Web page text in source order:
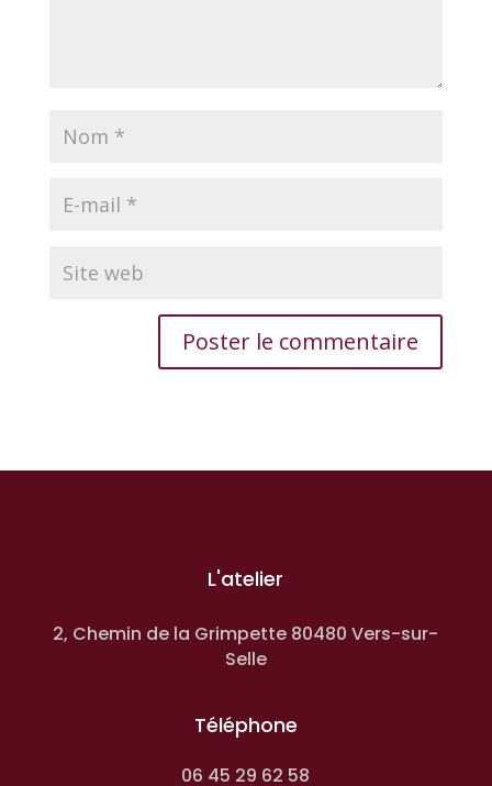
L'atelier
2, Chemin de la Grimpette 80480 Vers-sur-
Selle
Téléphone
06 45 29 62 58